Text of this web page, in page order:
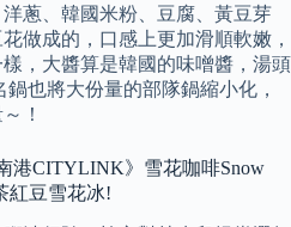
蔥、韓國米粉、豆腐、黃豆芽
做成的，口感上更加滑順軟嫩，
，大醬算是韓國的味噌醬，湯頭
也將大份量的部隊鍋縮小化，
！
港CITYLINK》雪花咖啡Snow
紅豆雪花冰!